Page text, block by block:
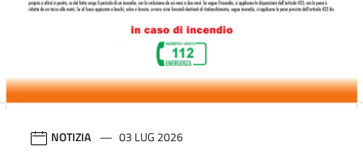
NOTIZIA 03 LUG 2026